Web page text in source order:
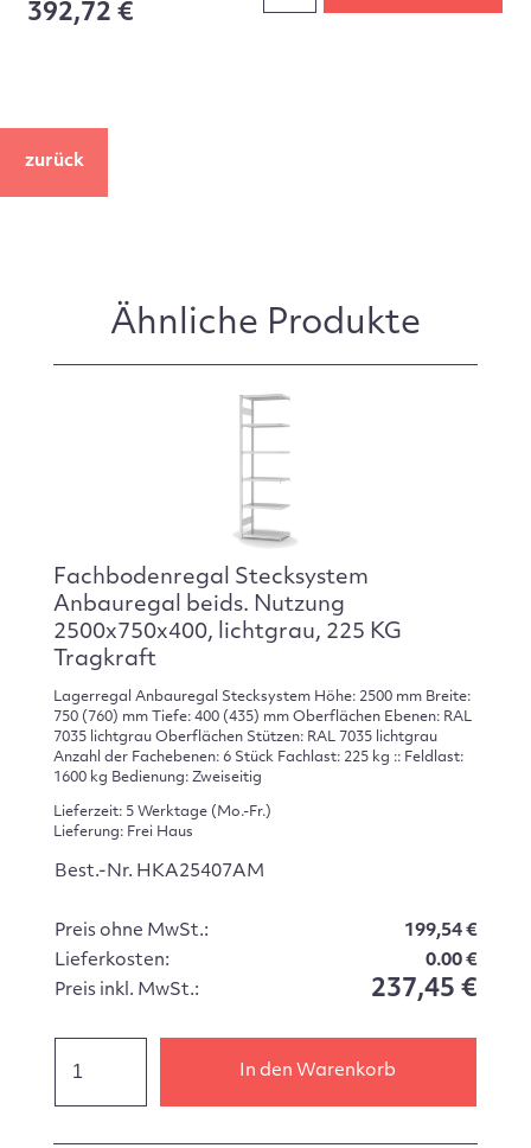
392,72 €
zurück
Ähnliche Produkte
Fachbodenregal Stecksystem
Anbauregal beids. Nutzung
2500x750x400, lichtgrau, 225 KG
Tragkraft
Lagerregal Anbauregal Stecksystem Höhe: 2500 mm Breite:
750 (760) mm Tiefe: 400 (435) mm Oberflächen Ebenen: RAL
7035 lichtgrau Oberflächen Stützen: RAL 7035 lichtgrau
Anzahl der Fachebenen: 6 Stück Fachlast: 225 kg :: Feldlast:
1600 kg Bedienung: Zweiseitig
Lieferzeit: 5 Werktage (Mo.-Fr.)
Lieferung: Frei Haus
Best.-Nr. HKA25407AM
Preis ohne MwSt.:
199,54 €
Lieferkosten:
0.00 €
Preis inkl. MwSt.:
237,45 €
In den Warenkorb